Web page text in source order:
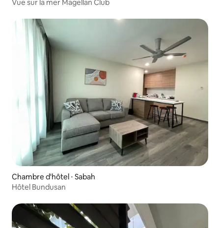
Vue sur la mer Magellan Club
Chambre d'hôtel ⋅ Sabah
Hôtel Bundusan